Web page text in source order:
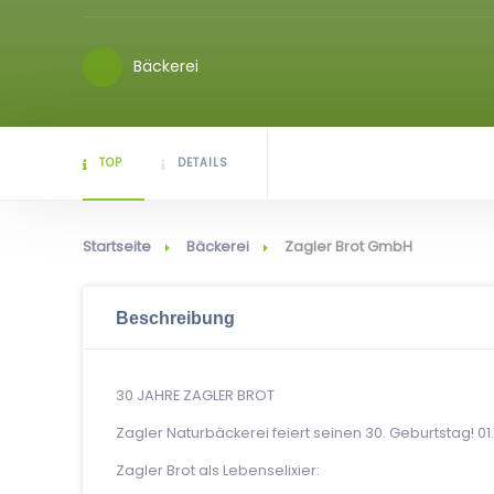
Bäckerei
TOP DETAILS
Startseite Bäckerei Zagler Brot GmbH
Beschreibung
30 JAHRE ZAGLER BROT
Zagler Naturbäckerei feiert seinen 30. Geburtstag!
Zagler Brot als Lebenselixier: